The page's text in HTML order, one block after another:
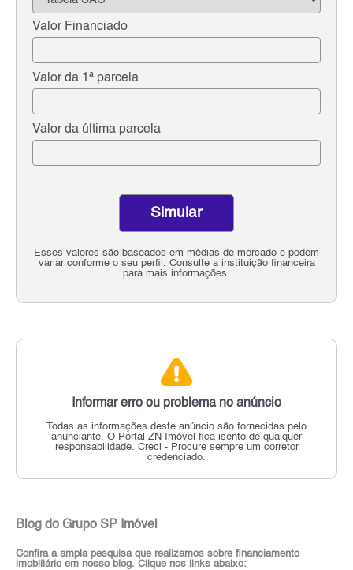
Valor Financiado
Valor da 1ª parcela
Valor da última parcela
Esses valores são baseados em médias de mercado e podem
variar conforme o seu perfil. Consulte a instituição financeira
para mais informações.
Simular
Informar erro ou problema no anúncio
Todas as informações deste anúncio são fornecidas pelo
anunciante. O Portal ZN Imóvel fica isento de qualquer
responsabilidade. Creci - Procure sempre um corretor
credenciado.
Blog do Grupo SP Imóvel
Confira a ampla pesquisa que realizamos sobre financiamento
imobiliário em nosso blog. Clique nos links abaixo: